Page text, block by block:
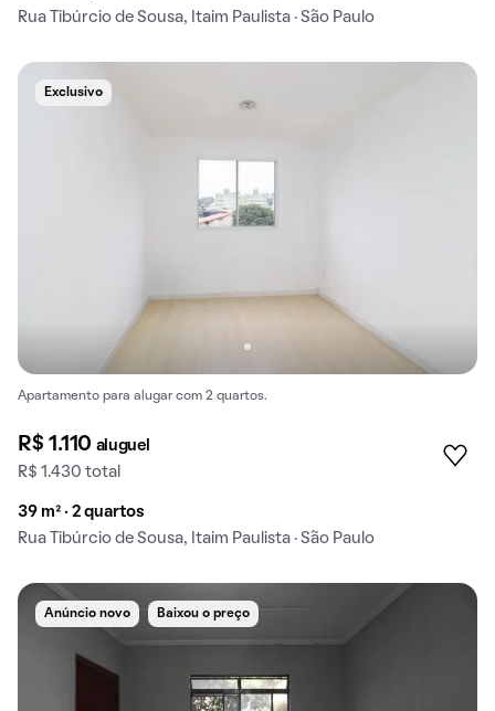
Rua Tibúrcio de Sousa, Itaim Paulista · São Paulo
Exclusivo
Apartamento para alugar com 2 quartos.
R$ 1.110 aluguel
R$ 1.430 total
39 m² · 2 quartos
Rua Tibúrcio de Sousa, Itaim Paulista · São Paulo
Anúncio novo Baixou o preço